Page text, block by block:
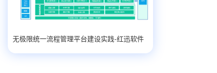
无极限统一流程管理平台建设实践-红迅软件